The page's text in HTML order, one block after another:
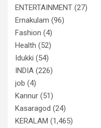
ENTERTAINMENT (27)
Ernakulam (96)
Fashion (4)
Health (52)
Idukki (54)
INDIA (226)
job (4)
Kannur (51)
Kasaragod (24)
KERALAM (1,465)